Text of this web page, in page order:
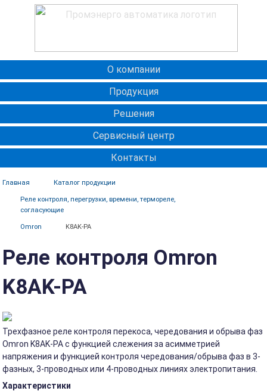
О компании
Продукция
Решения
Сервисный центр
Контакты
Главная Каталог продукции
Реле контроля, перегрузки, времени, термореле,
согласующие
Omron K8AK-PA
Реле контроля Omron
K8AK-PA
Трехфазное реле контроля перекоса, чередования и обрыва фаз
Omron K8AK-PA с функцией слежения за асимметрией
напряжения и функцией контроля чередования/обрыва фаз в 3-
фазных, 3-проводных или 4-проводных линиях электропитания.
Характеристики